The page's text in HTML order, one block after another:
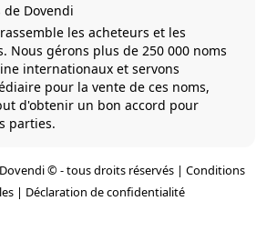
de Dovendi
les acheteurs et les
Nous gérons plus de 250 000 noms
internationaux et servons
pour la vente de ces noms,
d'obtenir un bon accord pour
parties.
© - tous droits réservés | Conditions
| Déclaration de confidentialité